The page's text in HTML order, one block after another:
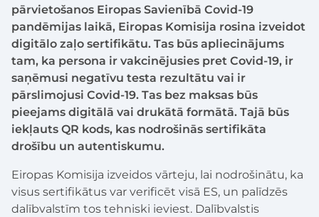
pārvietošanos Eiropas Savienībā Covid-19
pandēmijas laikā, Eiropas Komisija rosina izveidot
digitālo zaļo sertifikātu. Tas būs apliecinājums
tam, ka persona ir vakcinējusies pret Covid-19, ir
saņēmusi negatīvu testa rezultātu vai ir
pārslimojusi Covid-19. Tas bez maksas būs
pieejams digitālā vai drukātā formātā. Tajā būs
iekļauts QR kods, kas nodrošinās sertifikāta
drošību un autentiskumu.
Eiropas Komisija izveidos vārteju, lai nodrošinātu, ka
visus sertifikātus var verificēt visā ES, un palīdzēs
dalībvalstīm tos tehniski ieviest. Dalībvalstis